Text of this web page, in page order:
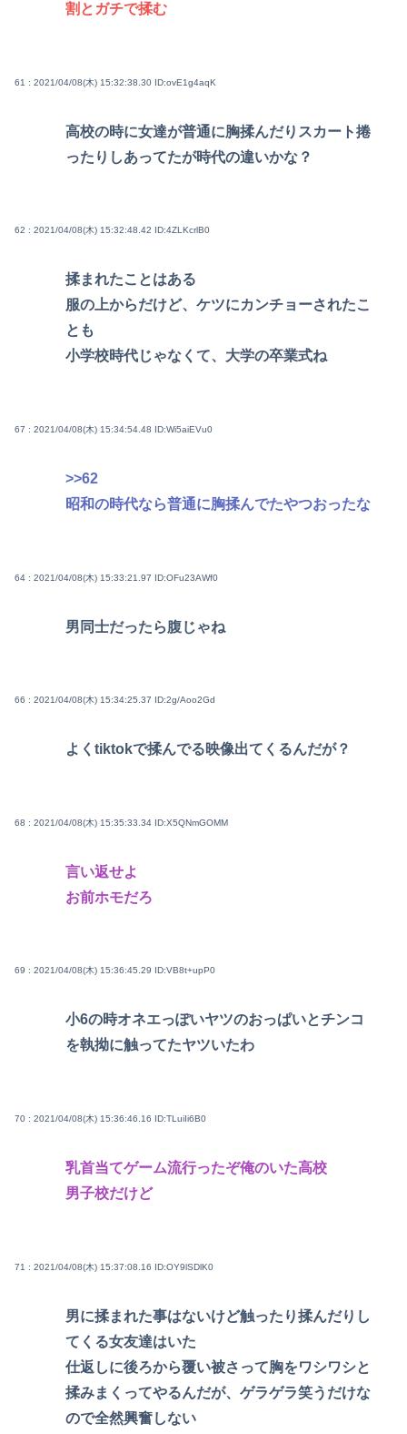
割とガチで揉む
61 : 2021/04/08(木) 15:32:38.30 ID:ovE1g4aqK
高校の時に女達が普通に胸揉んだりスカート捲
ったりしあってたが時代の違いかな？
62 : 2021/04/08(木) 15:32:48.42 ID:4ZLKcrlB0
揉まれたことはある
服の上からだけど、ケツにカンチョーされたこ
とも
小学校時代じゃなくて、大学の卒業式ね
67 : 2021/04/08(木) 15:34:54.48 ID:Wi5aiEVu0
>>62
昭和の時代なら普通に胸揉んでたやつおったな
64 : 2021/04/08(木) 15:33:21.97 ID:OFu23AWf0
男同士だったら腹じゃね
66 : 2021/04/08(木) 15:34:25.37 ID:2g/Aoo2Gd
よくtiktokで揉んでる映像出てくるんだが？
68 : 2021/04/08(木) 15:35:33.34 ID:X5QNmGOMM
言い返せよ
お前ホモだろ
69 : 2021/04/08(木) 15:36:45.29 ID:VB8t+upP0
小6の時オネエっぽいヤツのおっぱいとチンコ
を執拗に触ってたヤツいたわ
70 : 2021/04/08(木) 15:36:46.16 ID:TLuiIi6B0
乳首当てゲーム流行ったぞ俺のいた高校
男子校だけど
71 : 2021/04/08(木) 15:37:08.16 ID:OY9lSDlK0
男に揉まれた事はないけど触ったり揉んだりし
てくる女友達はいた
仕返しに後ろから覆い被さって胸をワシワシと
揉みまくってやるんだが、ゲラゲラ笑うだけな
ので全然興奮しない